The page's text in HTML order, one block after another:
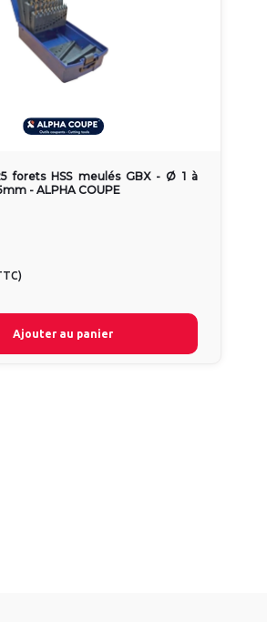
forets HSS meulés GBX - Ø 1 à
- ALPHA COUPE
)
Ajouter au panier